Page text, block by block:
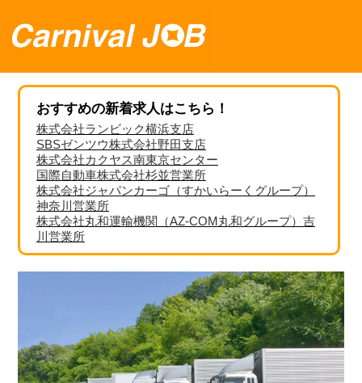
おすすめの新着求人はこちら！
株式会社ランビック横浜支店
SBSゼンツウ株式会社野田支店
株式会社カクヤス南東京センター
国際自動車株式会社杉並営業所
株式会社ジャパンカーゴ（すかいらーくグループ）
神奈川営業所
株式会社丸和運輸機関（AZ-COM丸和グループ）吉
川営業所